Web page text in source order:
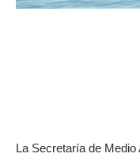
La Secretaría de